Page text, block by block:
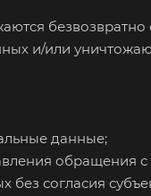
и/или
данные;
обращения
согласия